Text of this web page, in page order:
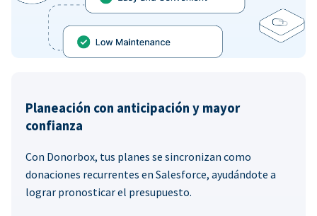
Planeación con anticipación y mayor
confianza
Con Donorbox, tus planes se sincronizan como
donaciones recurrentes en Salesforce, ayudándote a
lograr pronosticar el presupuesto.